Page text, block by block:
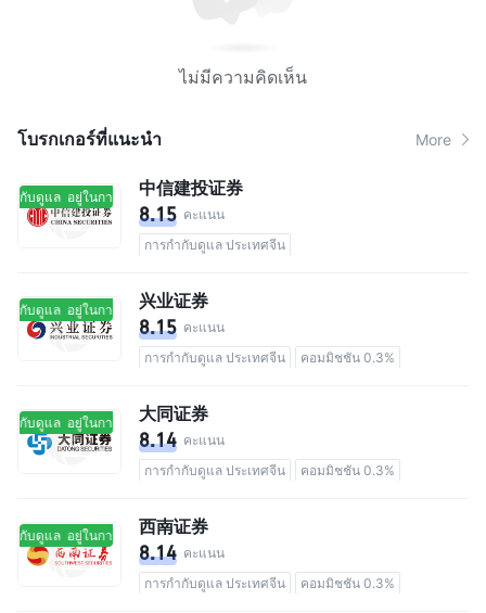
ไม่มีความคิดเห็น
โบรกเกอร์ที่แนะนํา More
ำกับดูแล อยู่ในการกำกับดูแล中信建投证券
8.15 คะแนน
การกำกับดูแล ประเทศจีน
ำกับดูแล อยู่ในการกำกับดูแล兴业证券
8.15 คะแนน
การกำกับดูแล ประเทศจีน
คอมมิชชัน 0.3%
ำกับดูแล อยู่ในการกำกับดูแล大同证券
8.14 คะแนน
การกำกับดูแล ประเทศจีน
คอมมิชชัน 0.3%
ำกับดูแล อยู่ในการกำกับดูแล西南证券
8.14 คะแนน
การกำกับดูแล ประเทศจีน
คอมมิชชัน 0.3%